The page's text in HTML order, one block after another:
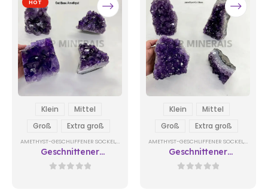
HOT
Klein
Mittel
Groß
Extra groß
AMETHYST-GESCHLIFFENER SOCKEL, ROHSTEINE
Geschnittener
Amethyst A01
Klein
Mittel
Groß
Extra groß
AMETHYST-GESCHLIFFENER SOCKEL,
Geschnittener
Amethyst A02